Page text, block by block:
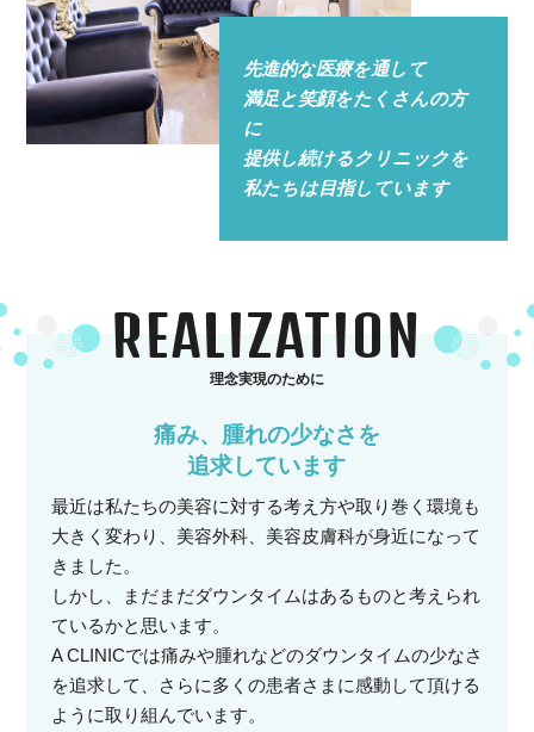
先進的な医療を通して
満足と笑顔をたくさんの方
に
提供し続けるクリニックを
私たちは目指しています
REALIZATION
理念実現のために
痛み、腫れの少なさを
追求しています
最近は私たちの美容に対する考え方や取り巻く環境も
大きく変わり、美容外科、美容皮膚科が身近になって
きました。
しかし、まだまだダウンタイムはあるものと考えられ
ているかと思います。
A CLINICでは痛みや腫れなどのダウンタイムの少なさ
を追求して、さらに多くの患者さまに感動して頂ける
ように取り組んでいます。